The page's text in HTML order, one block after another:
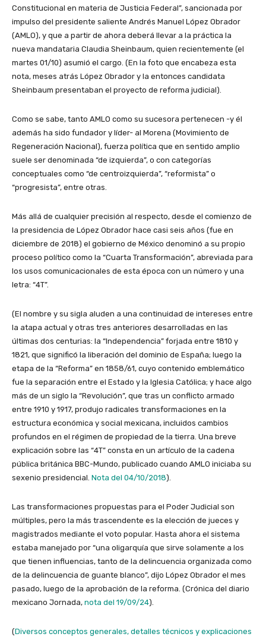
Constitucional en materia de Justicia Federal”, sancionada por
impulso del presidente saliente Andrés Manuel López Obrador
(AMLO), y que a partir de ahora deberá llevar a la práctica la
nueva mandataria Claudia Sheinbaum, quien recientemente (el
martes 01/10) asumió el cargo. (En la foto que encabeza esta
nota, meses atrás López Obrador y la entonces candidata
Sheinbaum presentaban el proyecto de reforma judicial).
Como se sabe, tanto AMLO como su sucesora pertenecen -y él
además ha sido fundador y líder- al Morena (Movimiento de
Regeneración Nacional), fuerza política que en sentido amplio
suele ser denominada “de izquierda”, o con categorías
conceptuales como “de centroizquierda”, “reformista” o
“progresista”, entre otras.
Más allá de cualquier precisión al respecto, desde el comienzo de
la presidencia de López Obrador hace casi seis años (fue en
diciembre de 2018) el gobierno de México denominó a su propio
proceso político como la “Cuarta Transformación”, abreviada para
los usos comunicacionales de esta época con un número y una
letra: “4T”.
(El nombre y su sigla aluden a una continuidad de intereses entre
la atapa actual y otras tres anteriores desarrolladas en las
últimas dos centurias: la “Independencia” forjada entre 1810 y
1821, que significó la liberación del dominio de España; luego la
etapa de la “Reforma” en 1858/61, cuyo contenido emblemático
fue la separación entre el Estado y la Iglesia Católica; y hace algo
más de un siglo la “Revolución”, que tras un conflicto armado
entre 1910 y 1917, produjo radicales transformaciones en la
estructura económica y social mexicana, incluidos cambios
profundos en el régimen de propiedad de la tierra. Una breve
explicación sobre las “4T” consta en un artículo de la cadena
pública británica BBC-Mundo, publicado cuando AMLO iniciaba su
sexenio presidencial. Nota del 04/10/2018).
Las transformaciones propuestas para el Poder Judicial son
múltiples, pero la más trascendente es la elección de jueces y
magistrados mediante el voto popular. Hasta ahora el sistema
estaba manejado por “una oligarquía que sirve solamente a los
que tienen influencias, tanto de la delincuencia organizada como
de la delincuencia de guante blanco”, dijo López Obrador el mes
pasado, luego de la aprobación de la reforma. (Crónica del diario
mexicano Jornada, nota del 19/09/24).
(Diversos conceptos generales, detalles técnicos y explicaciones